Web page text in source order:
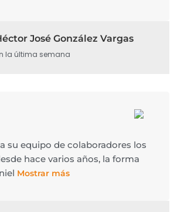
José González Vargas
la última semana
su equipo de colaboradores los
hace varios años, la forma
Mostrar más